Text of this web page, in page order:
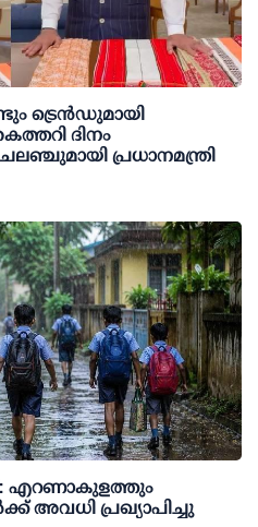
ട്രെന്‍ഡുമായി
ദിനം
പ്രധാനമന്ത്രി
എറണാകുളത്തും
അവധി പ്രഖ്യാപിച്ചു